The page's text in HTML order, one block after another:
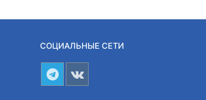
СОЦИАЛЬНЫЕ СЕТИ